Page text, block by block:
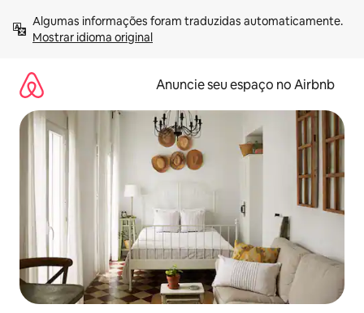
para
Mostrar idioma original
Anuncie seu espaço no Airbnb